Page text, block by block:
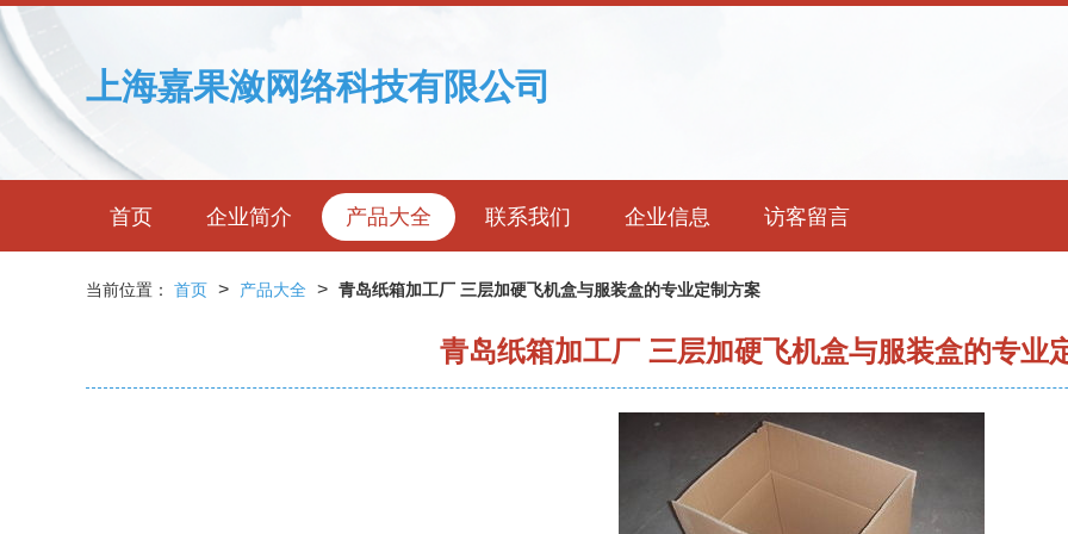
上海嘉果潋网络科技有限公司
首页 企业简介 产品大全 联系我们 企业信息 访客留言
当前位置： 首页 > 产品大全 > 青岛纸箱加工厂 三层加硬飞机盒与服装盒的专业定制方案
青岛纸箱加工厂 三层加硬飞机盒与服装盒的专业